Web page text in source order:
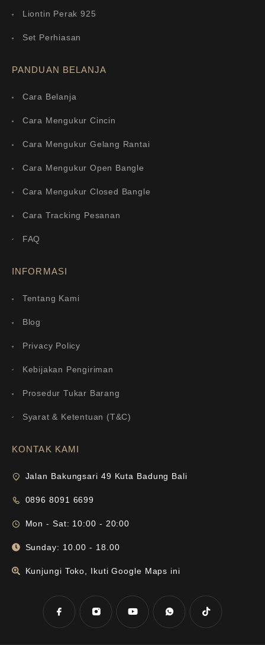
Liontin Perak 925
Set Perhiasan
PANDUAN BELANJA
Cara Belanja
Cara Mengukur Cincin
Cara Mengukur Gelang Rantai
Cara Mengukur Open Bangle
Cara Mengukur Closed Bangle
Cara Tracking Pesanan
FAQ
INFORMASI
Tentang Kami
Blog
Privacy Policy
Kebijakan Pengiriman
Prosedur Tukar Barang
Syarat & Ketentuan (T&C)
KONTAK KAMI
Jalan Bakungsari 49 Kuta Badung Bali
0896 8091 6699
Mon - Sat: 10:00 - 20:00
Sunday: 10.00 - 18.00
Kunjungi Toko, Ikuti Google Maps ini